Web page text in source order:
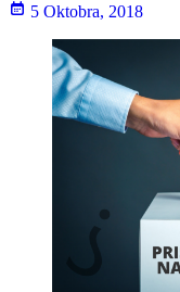
5 Oktobra, 2018